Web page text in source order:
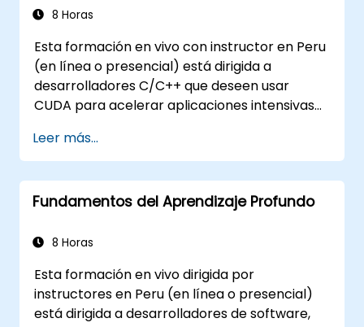
8 Horas
Esta formación en vivo con instructor en Peru
(en línea o presencial) está dirigida a
desarrolladores C/C++ que deseen usar
CUDA para acelerar aplicaciones intensivas
datos, simulaciones científicas, cargas de
trabajo de aprendizaje automático y tuberías
de procesamiento de imágenes.
Leer más...
Fundamentos del Aprendizaje Profundo
8 Horas
Esta formación en vivo dirigida por
instructores en Peru (en línea o presencial)
está dirigida a desarrolladores de software,